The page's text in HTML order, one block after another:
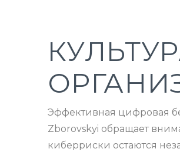
Эффективная цифровая
Zborovskyi обращает
киберриски остаются